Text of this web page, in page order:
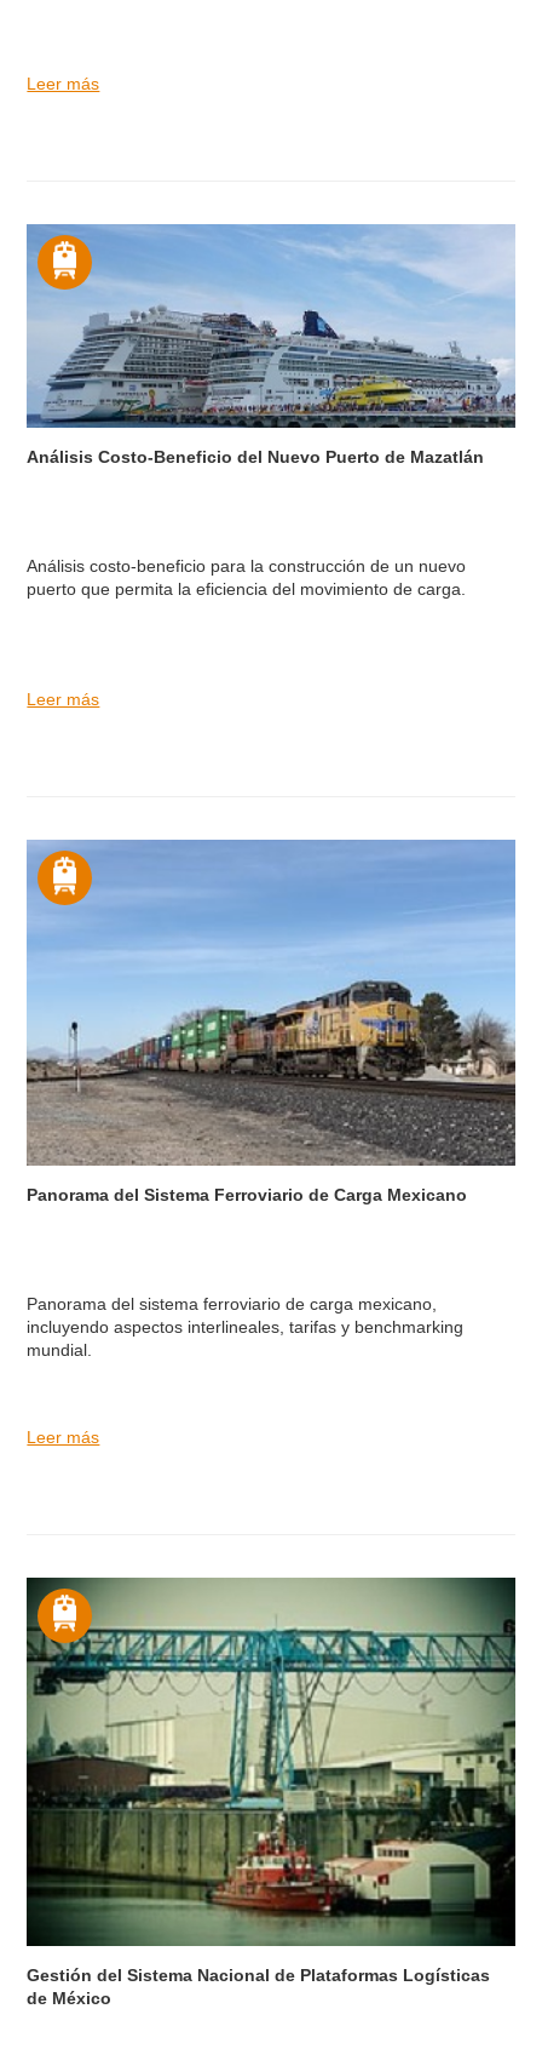
Leer más
Análisis Costo-Beneficio del Nuevo Puerto de Mazatlán
Análisis costo-beneficio para la construcción de un nuevo
puerto que permita la eficiencia del movimiento de carga.
Leer más
Panorama del Sistema Ferroviario de Carga Mexicano
Panorama del sistema ferroviario de carga mexicano,
incluyendo aspectos interlineales, tarifas y benchmarking
mundial.
Leer más
Gestión del Sistema Nacional de Plataformas Logísticas
de México